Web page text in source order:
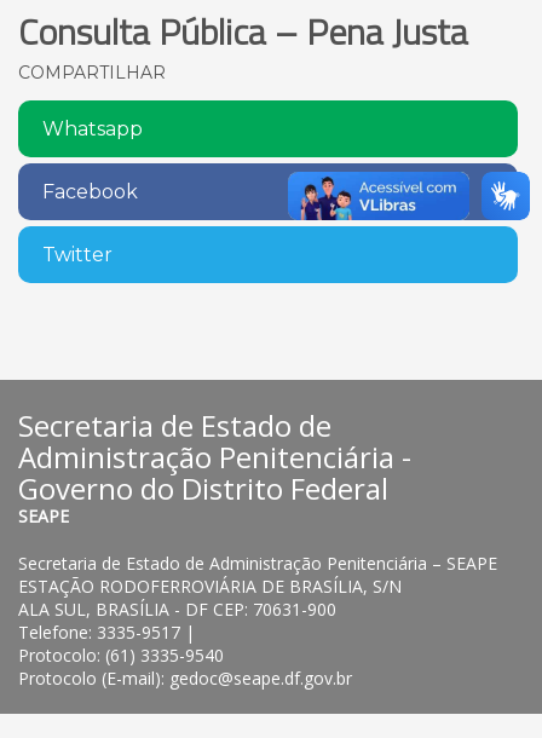
Consulta Pública – Pena Justa
COMPARTILHAR
Whatsapp
Facebook
Twitter
Secretaria de Estado de
Administração Penitenciária -
Governo do Distrito Federal
SEAPE
Secretaria de Estado de Administração Penitenciária – SEAPE
ESTAÇÃO RODOFERROVIÁRIA DE BRASÍLIA, S/N
ALA SUL, BRASÍLIA - DF CEP: 70631-900
Telefone: 3335-9517 |
Protocolo: (61) 3335-9540
Protocolo (E-mail): gedoc@seape.df.gov.br